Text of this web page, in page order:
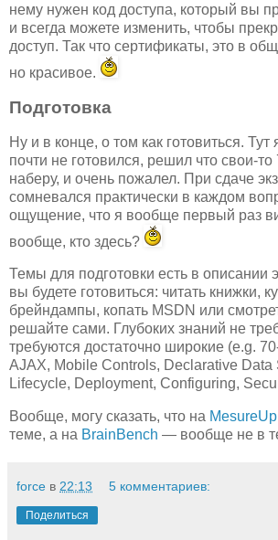
нему нужен код доступа, который вы
и всегда можете изменить, чтобы
доступ. Так что сертификаты, это в
но красивое.
Подготовка
Ну и в конце, о том как готовиться.
почти не готовился, решил что свои-
наберу, и очень пожалел. При сдаче
сомневался практически в каждом
ощущение, что я вообще первый раз
вообще, кто здесь?
Темы для подготовки есть в описании
вы будете готовиться: читать книжки,
брейндампы, копать MSDN или
решайте сами. Глубоких знаний не
требуются достаточно широкие (e.g.
AJAX, Mobile Controls, Declarative Data
Lifecycle, Deployment, Configuring,
Вообще, могу сказать, что на MesureUp
теме, а на BrainBench — вообще не в
force в 22:13 5 комментариев:
Поделиться